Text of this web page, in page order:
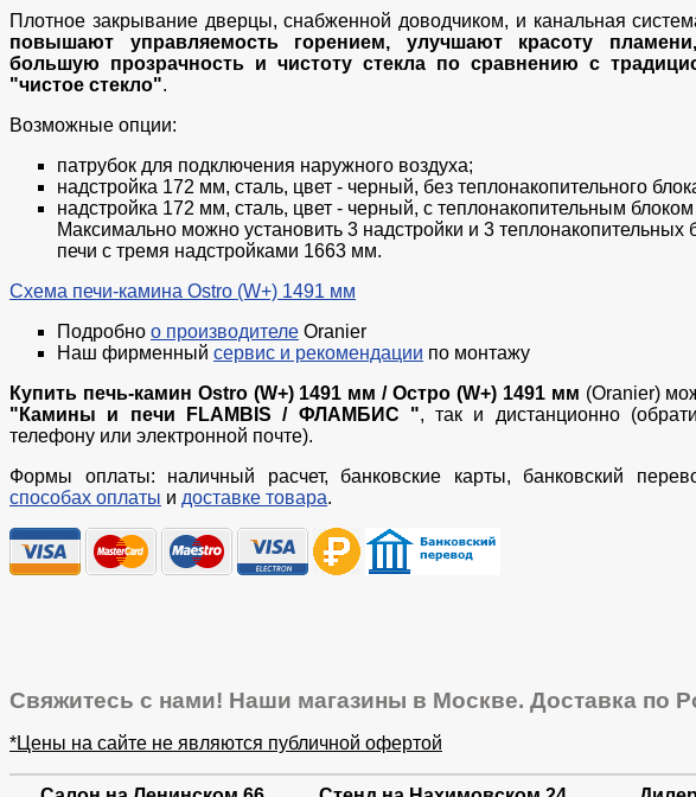
Плотное закрывание дверцы, снабженной доводчиком, и канальная
повышают управляемость горением, улучшают красоту
большую прозрачность и чистоту стекла по сравнению с
"чистое стекло".
Возможные опции:
патрубок для подключения наружного воздуха;
надстройка 172 мм, сталь, цвет - черный, без теплонакопительного
надстройка 172 мм, сталь, цвет - черный, с теплонакопительным блоком
Максимально можно установить 3 надстройки и 3 теплонакопительных
печи с тремя надстройками 1663 мм.
Схема печи-камина Ostro (W+) 1491 мм
Подробно о производителе Oranier
Наш фирменный сервис и рекомендации по монтажу
Купить печь-камин Ostro (W+) 1491 мм / Остро (W+) 1491 мм (Oranier)
"Камины и печи FLAMBIS / ФЛАМБИС ", так и дистанционно
телефону или электронной почте).
Формы оплаты: наличный расчет, банковские карты, банковский
способах оплаты и доставке товара.
Свяжитесь с нами! Наши магазины в Москве. Доставка по
*Цены на сайте не являются публичной офертой